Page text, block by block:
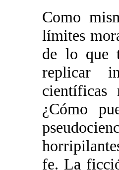
Como
límites
de lo que
replicar
científicas
¿Cómo
fe. La